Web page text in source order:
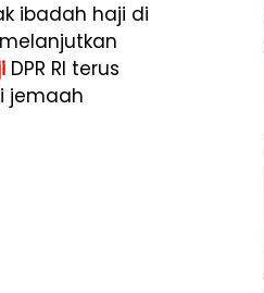
ibadah haji di
DPR RI terus
jemaah